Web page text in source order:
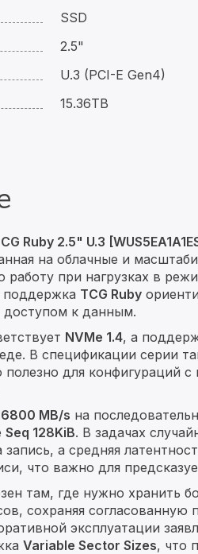
SSD
2.5"
U.3 (PCI-E Gen4)
15.36TB
Ruby 2.5" U.3
на облачные и
при нагрузках в
поддержка TCG Ruby
доступом к данным.
NVMe 1.4, а
В спецификации серии
полезно для конфигураций
6800 MB/s на
Seq 128KiB. В задачах
запись, а средняя
что важно для
там, где нужно хранить
сохраняя согласованную
эксплуатации
Variable Sector Sizes, что